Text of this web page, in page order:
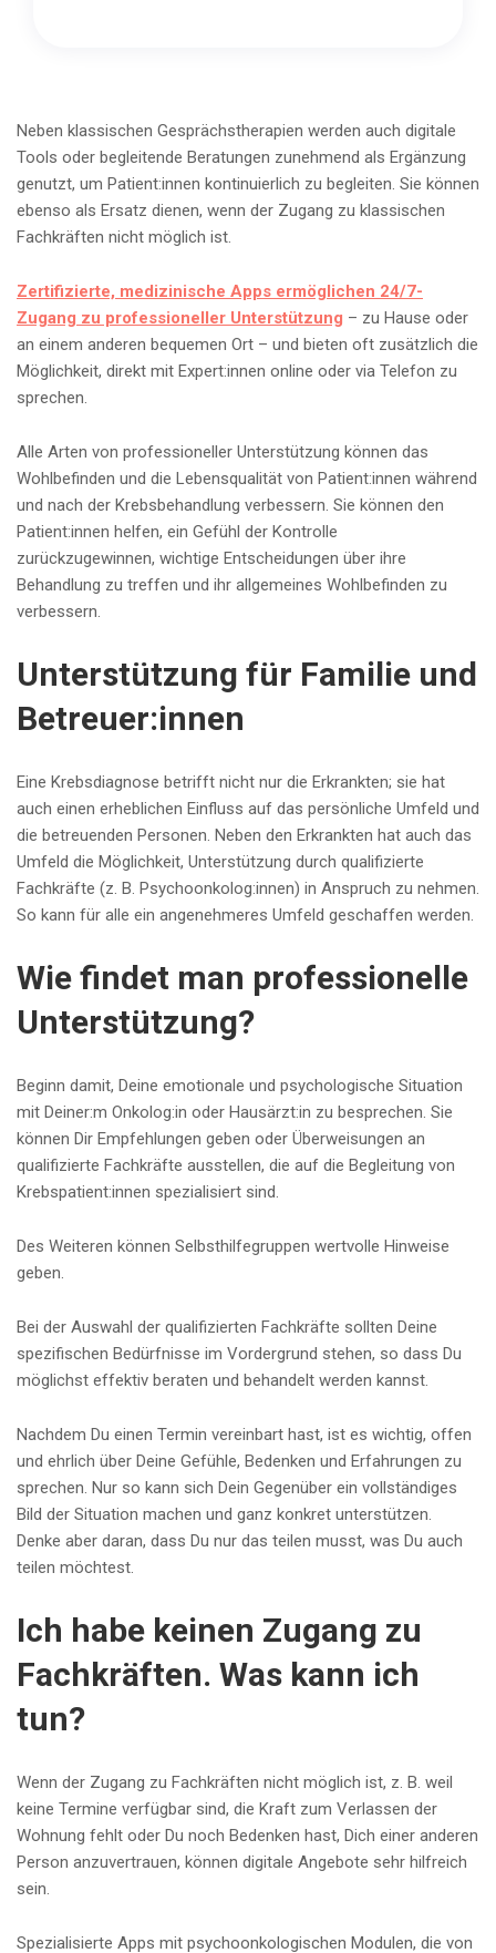
Neben klassischen Gesprächstherapien werden auch digitale
Tools oder begleitende Beratungen zunehmend als Ergänzung
genutzt, um Patient:innen kontinuierlich zu begleiten. Sie können
ebenso als Ersatz dienen, wenn der Zugang zu klassischen
Fachkräften nicht möglich ist.
Zertifizierte, medizinische Apps ermöglichen 24/7-
Zugang zu professioneller Unterstützung – zu Hause oder
an einem anderen bequemen Ort – und bieten oft zusätzlich die
Möglichkeit, direkt mit Expert:innen online oder via Telefon zu
sprechen.
Alle Arten von professioneller Unterstützung können das
Wohlbefinden und die Lebensqualität von Patient:innen während
und nach der Krebsbehandlung verbessern. Sie können den
Patient:innen helfen, ein Gefühl der Kontrolle
zurückzugewinnen, wichtige Entscheidungen über ihre
Behandlung zu treffen und ihr allgemeines Wohlbefinden zu
verbessern.
Unterstützung für Familie und
Betreuer:innen
Eine Krebsdiagnose betrifft nicht nur die Erkrankten; sie hat
auch einen erheblichen Einfluss auf das persönliche Umfeld und
die betreuenden Personen. Neben den Erkrankten hat auch das
Umfeld die Möglichkeit, Unterstützung durch qualifizierte
Fachkräfte (z. B. Psychoonkolog:innen) in Anspruch zu nehmen.
So kann für alle ein angenehmeres Umfeld geschaffen werden.
Wie findet man professionelle
Unterstützung?
Beginn damit, Deine emotionale und psychologische Situation
mit Deiner:m Onkolog:in oder Hausärzt:in zu besprechen. Sie
können Dir Empfehlungen geben oder Überweisungen an
qualifizierte Fachkräfte ausstellen, die auf die Begleitung von
Krebspatient:innen spezialisiert sind.
Des Weiteren können Selbsthilfegruppen wertvolle Hinweise
geben.
Bei der Auswahl der qualifizierten Fachkräfte sollten Deine
spezifischen Bedürfnisse im Vordergrund stehen, so dass Du
möglichst effektiv beraten und behandelt werden kannst.
Nachdem Du einen Termin vereinbart hast, ist es wichtig, offen
und ehrlich über Deine Gefühle, Bedenken und Erfahrungen zu
sprechen. Nur so kann sich Dein Gegenüber ein vollständiges
Bild der Situation machen und ganz konkret unterstützen.
Denke aber daran, dass Du nur das teilen musst, was Du auch
teilen möchtest.
Ich habe keinen Zugang zu
Fachkräften. Was kann ich
tun?
Wenn der Zugang zu Fachkräften nicht möglich ist, z. B. weil
keine Termine verfügbar sind, die Kraft zum Verlassen der
Wohnung fehlt oder Du noch Bedenken hast, Dich einer anderen
Person anzuvertrauen, können digitale Angebote sehr hilfreich
sein.
Spezialisierte Apps mit psychoonkologischen Modulen, die von